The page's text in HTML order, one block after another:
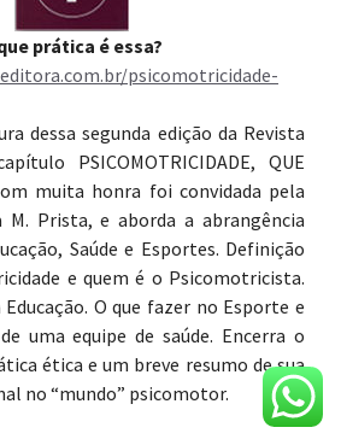
prática é essa?
psicomotricidade-
dessa segunda edição da Revista
PSICOMOTRICIDADE, QUE
muita honra foi convidada pela
M. Prista, e aborda a abrangência
Saúde e Esportes. Definição
e quem é o Psicomotricista.
O que fazer no Esporte e
uma equipe de saúde. Encerra o
ética e um breve resumo de sua
no “mundo” psicomotor.